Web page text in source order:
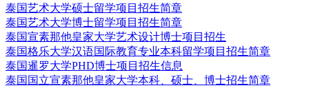
泰国艺术大学硕士留学项目招生简章
泰国艺术大学博士留学项目招生简章
泰国宣素那他皇家大学艺术设计博士项目招生
泰国格乐大学汉语国际教育专业本科留学项目招生简章
泰国暹罗大学PHD博士项目招生信息
泰国国立宣素那他皇家大学本科、硕士、博士招生简章